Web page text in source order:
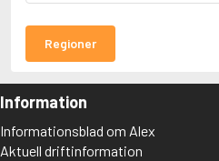
Regioner
Information
Informationsblad om Alex
Aktuell driftinformation